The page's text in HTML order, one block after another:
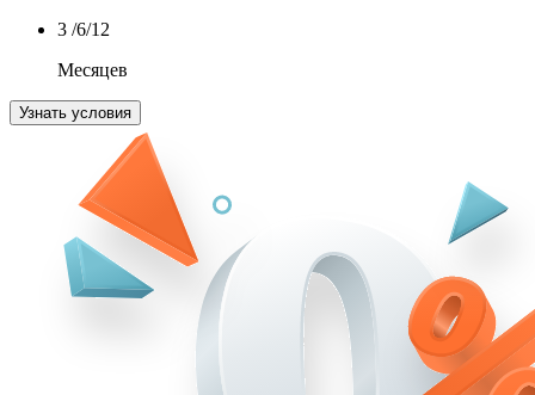
3 /6/12
Месяцев
Узнать условия